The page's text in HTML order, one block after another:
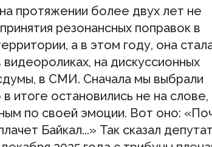
протяжении более двух лет не
резонансных поправок в
а в этом году, она
на дискуссионных
в СМИ. Сначала мы выбрали
итоге остановились не на слове,
по своей эмоции. Вот оно:
Байкал...» Так сказал депутат